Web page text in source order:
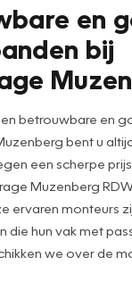
en
bij
betrouwbare en
bent u
een scherpe
Muzenberg
ervaren monteurs
die hun vak met
we over de